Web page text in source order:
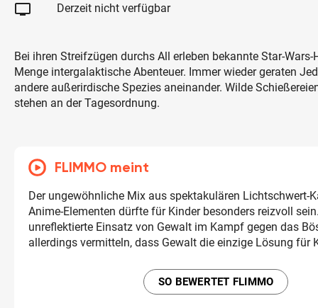
tv Derzeit nicht verfügbar
Bei ihren Streifzügen durchs All erleben bekannte Star-Wars-
Menge intergalaktische Abenteuer. Immer wieder geraten
andere außerirdische Spezies aneinander. Wilde
stehen an der Tagesordnung.
FLIMMO meint
Der ungewöhnliche Mix aus spektakulären Lichtschwert-
Anime-Elementen dürfte für Kinder besonders reizvoll
unreflektierte Einsatz von Gewalt im Kampf gegen das
allerdings vermitteln, dass Gewalt die einzige Lösung für
SO BEWERTET FLIMMO